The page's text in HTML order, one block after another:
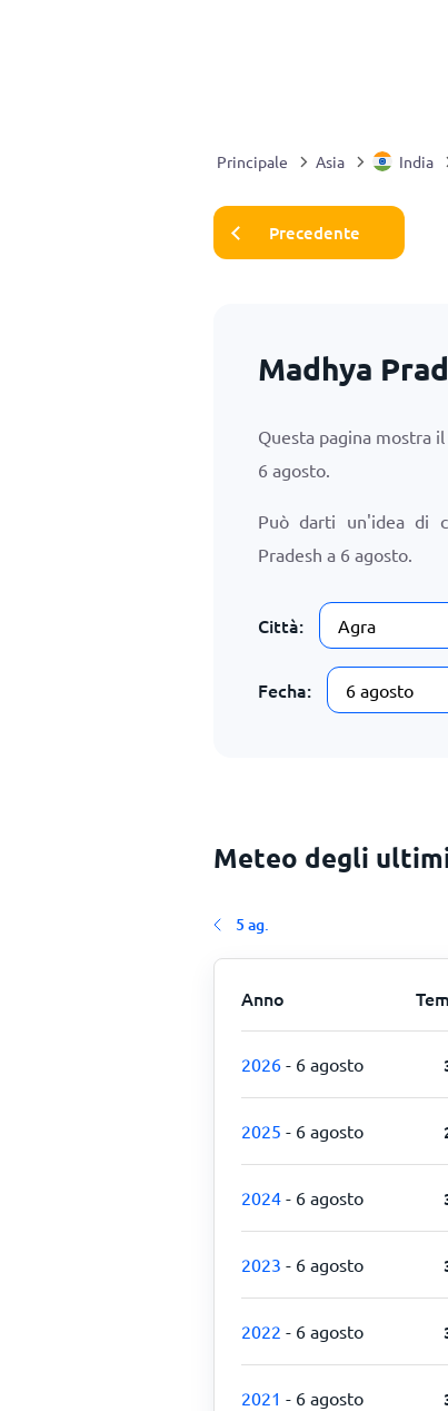
Principale Asia India
Precedente
Madhya
Questa pagina mostra
6 agosto.
Può darti un'idea di
Pradesh a 6 agosto.
Città:
Fecha:
Meteo degli
5 ag.
Anno
2026 - 6 agosto
2025 - 6 agosto
2024 - 6 agosto
2023 - 6 agosto
2022 - 6 agosto
2021 - 6 agosto